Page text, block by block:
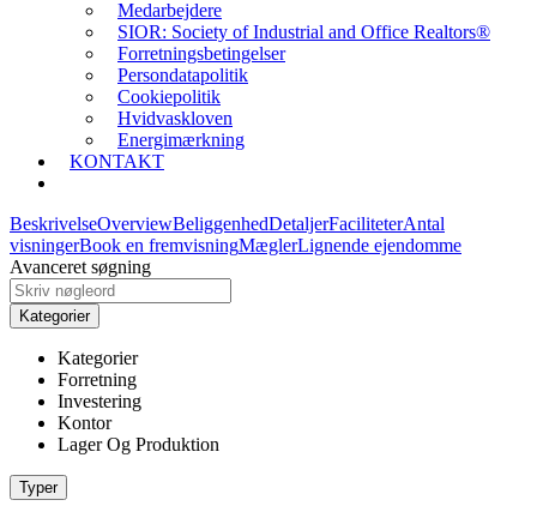
Medarbejdere
SIOR: Society of Industrial and Office Realtors®
Forretningsbetingelser
Persondatapolitik
Cookiepolitik
Hvidvaskloven
Energimærkning
KONTAKT
BeskrivelseOverviewBeliggenhedDetaljerFaciliteterAntal
visningerBook en fremvisningMæglerLignende ejendomme
Avanceret søgning
Kategorier
Kategorier
Forretning
Investering
Kontor
Lager Og Produktion
Typer